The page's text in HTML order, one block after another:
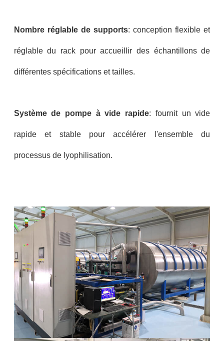
Nombre réglable de supports: conception flexible et
réglable du rack pour accueillir des échantillons de
différentes spécifications et tailles.
Système de pompe à vide rapide: fournit un vide
rapide et stable pour accélérer l'ensemble du
processus de lyophilisation.